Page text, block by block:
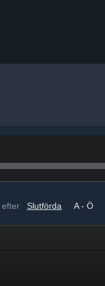
efter Slutförda A - Ö